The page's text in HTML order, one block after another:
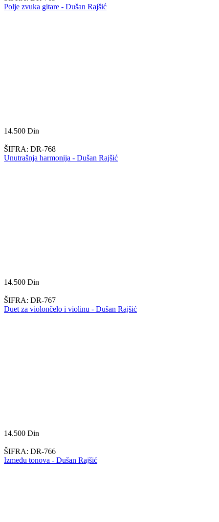
Polje zvuka gitare - Dušan Rajšić
14.500 Din
ŠIFRA: DR-768
Unutrašnja harmonija - Dušan Rajšić
14.500 Din
ŠIFRA: DR-767
Duet za violončelo i violinu - Dušan Rajšić
14.500 Din
ŠIFRA: DR-766
Između tonova - Dušan Rajšić